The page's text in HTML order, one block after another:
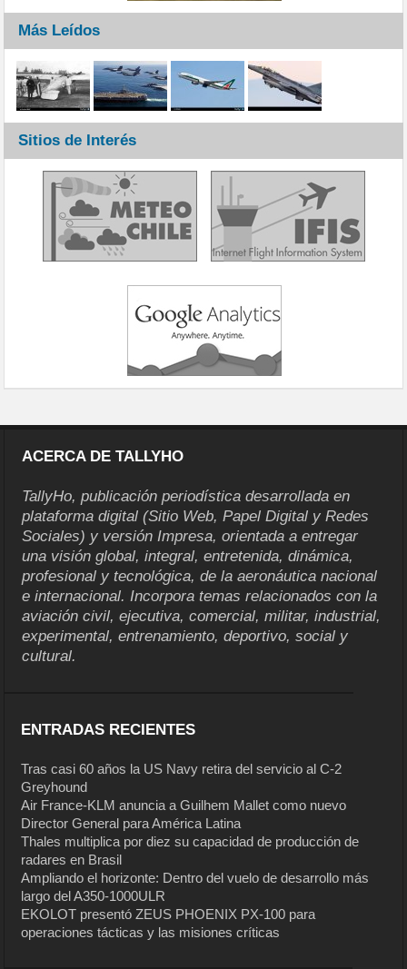
Más Leídos
Sitios de Interés
ACERCA DE TALLYHO
TallyHo, publicación periodística desarrollada en
plataforma digital (Sitio Web, Papel Digital y Redes
Sociales) y versión Impresa, orientada a entregar
una visión global, integral, entretenida, dinámica,
profesional y tecnológica, de la aeronáutica nacional
e internacional. Incorpora temas relacionados con la
aviación civil, ejecutiva, comercial, militar, industrial,
experimental, entrenamiento, deportivo, social y
cultural.
ENTRADAS RECIENTES
Tras casi 60 años la US Navy retira del servicio al C-2
Greyhound
Air France-KLM anuncia a Guilhem Mallet como nuevo
Director General para América Latina
Thales multiplica por diez su capacidad de producción de
radares en Brasil
Ampliando el horizonte: Dentro del vuelo de desarrollo más
largo del A350-1000ULR
EKOLOT presentó ZEUS PHOENIX PX-100 para
operaciones tácticas y las misiones críticas